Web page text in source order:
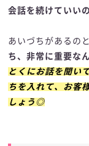
会話を続けていい
あいづちがあるの
ち、非常に重要な
とくにお話を聞い
ちを入れて、お客
しょう◎